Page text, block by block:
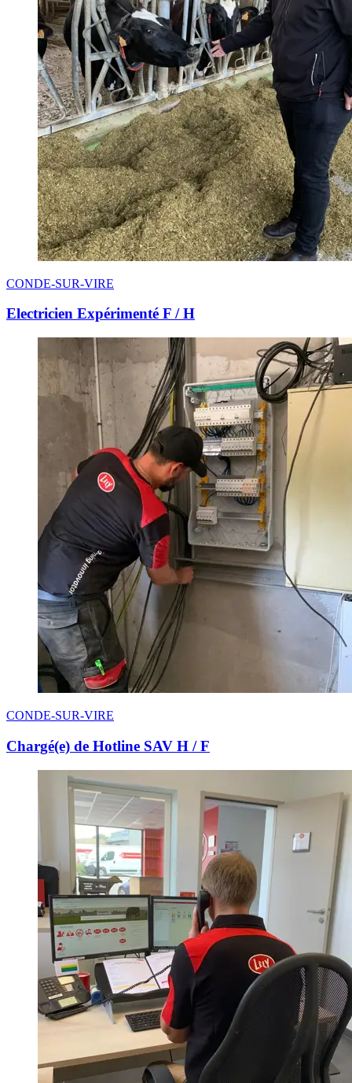
CONDE-SUR-VIRE
Electricien Expérimenté F / H
CONDE-SUR-VIRE
Chargé(e) de Hotline SAV H / F